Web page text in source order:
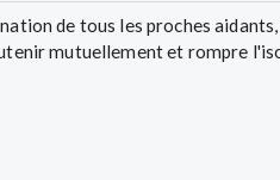
de tous les proches